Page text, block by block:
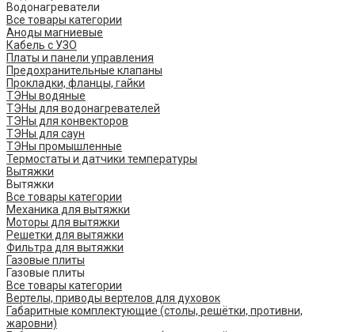
Водонагреватели
Все товары категории
Аноды магниевые
Кабель с УЗО
Платы и панели управления
Предохранительные клапаны
Прокладки, фланцы, гайки
ТЭНы водяные
ТЭНы для водонагревателей
ТЭНы для конвекторов
ТЭНы для саун
ТЭНы промышленные
Термостаты и датчики температуры
Вытяжки
Вытяжки
Все товары категории
Механика для вытяжки
Моторы для вытяжки
Решетки для вытяжки
Фильтра для вытяжки
Газовые плиты
Газовые плиты
Все товары категории
Вертелы, приводы вертелов для духовок
Габаритные комплектующие (столы, решётки, противни,
жаровни)